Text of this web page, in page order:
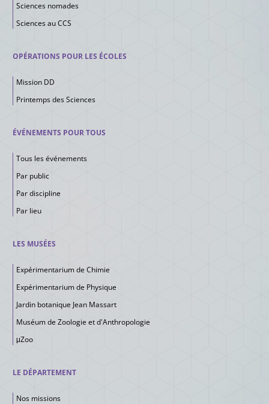
Sciences nomades
Sciences au CCS
OPÉRATIONS POUR LES ÉCOLES
Mission DD
Printemps des Sciences
ÉVÉNEMENTS POUR TOUS
Tous les événements
Par public
Par discipline
Par lieu
LES MUSÉES
Expérimentarium de Chimie
Expérimentarium de Physique
Jardin botanique Jean Massart
Muséum de Zoologie et d'Anthropologie
μZoo
LE DÉPARTEMENT
Nos missions